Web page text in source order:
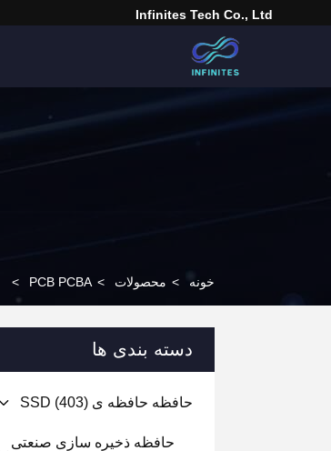
Infinites Tech Co., Ltd
خونه > محصولات >
PCB PCBA
>
دسته بندی ها
حافظه حافظه ی SSD (403)
حافظه ذخیره سازی صنعتی